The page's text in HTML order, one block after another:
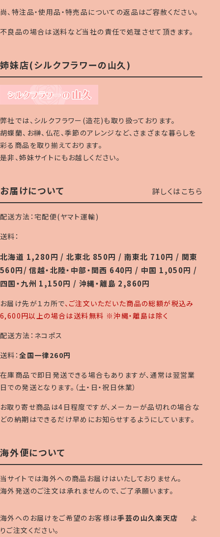
尚、特注品・使用品・特売品についての返品はご容赦ください。
不良品の場合は送料など当社の責任で処理させて頂きます。
姉妹店(シルクフラワーの山久)
弊社では、シルクフラワー(造花)も取り扱っております。
胡蝶蘭、お榊、仏花、季節のアレンジなど、さまざまな暮らしを
彩る商品を取り揃えております。
是非、姉妹サイトにもお越しください。
お届けについて 詳しくはこちら
配送方法：宅配便(ヤマト運輸)
送料：
北海道 1,280円 / 北東北 850円 / 南東北 710円 / 関東
560円/ 信越・北陸・中部・関西 640円 / 中国 1,050円 /
四国・九州 1,150円 / 沖縄・離島 2,860円
お届け先が１カ所で、ご注文いただいた商品の総額が税込み
6,600円以上の場合は送料無料 ※沖縄・離島は除く
配送方法：ネコポス
送料：全国一律260円
在庫商品で即日発送できる場合もありますが、通常は翌営業
日での発送となります。（土・日・祝日休業）
お取り寄せ商品は4日程度ですが、メーカーが品切れの場合な
どの納期はできるだけ早めにお知らせするようにしています。
海外便について
当サイトでは海外への商品お届けはいたしておりません。
海外発送のご注文は承れませんので、ご了承願います。
海外へのお届けをご希望のお客様は手芸の山久楽天店
よ
りご注文ください。